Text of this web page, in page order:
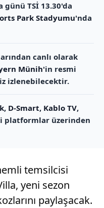
günü TSİ 13.30'da
Park Stadyumu'nda
canlı olarak
Münih'in resmi
izlenebilecektir.
, D-Smart, Kablo TV,
platformlar üzerinden
temsilcisi
yeni sezon
paylaşacak.